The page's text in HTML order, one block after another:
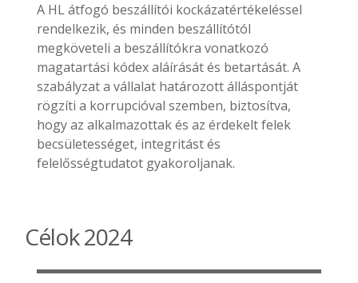
A HL átfogó beszállítói kockázatértékeléssel
rendelkezik, és minden beszállítótól
megköveteli a beszállítókra vonatkozó
magatartási kódex aláírását és betartását. A
szabályzat a vállalat határozott álláspontját
rögzíti a korrupcióval szemben, biztosítva,
hogy az alkalmazottak és az érdekelt felek
becsületességet, integritást és
felelősségtudatot gyakoroljanak.
Célok 2024